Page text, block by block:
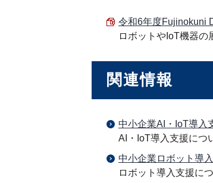
令和6年度Fujinokuni
ロボットやIoT機器の
関連情報
中小企業AI・IoT導入
AI・IoT導入支援につ
中小企業ロボット導
ロボット導入支援に